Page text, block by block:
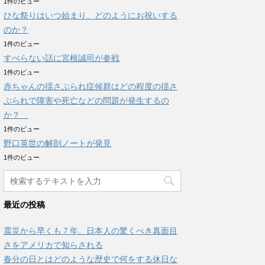
ひな祭りはいつ始まり、どのようにお祝いする
のか？
1件のビュー
すべらない話に宮根誠司が参戦
1件のビュー
赤ちゃんの揺さぶられ症候群はどの程度の揺さ
ぶられで障害や死亡などの問題が発生するの
か？
1件のビュー
野口英世の解剖ノートが発見
1件のビュー
最近の投稿
震災から早くも７年、日本人の驚くべき真面目
さをアメリカで知らされる
春分の日とはどのような歴史で何をする休日な